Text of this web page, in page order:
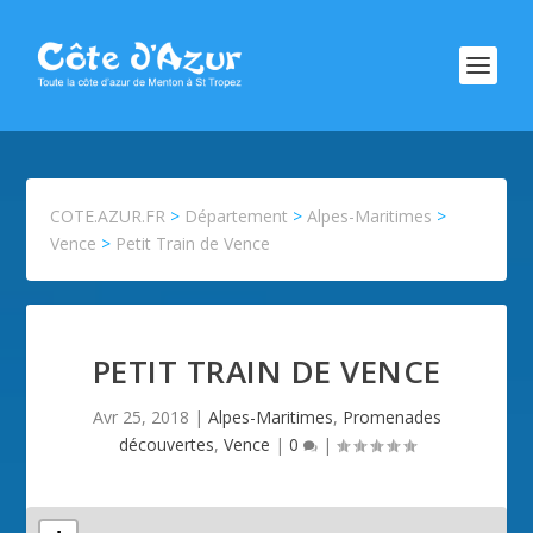
COTE.AZUR.FR > Département >Alpes-Maritimes >
Vence > Petit Train de Vence
PETIT TRAIN DE VENCE
Avr 25, 2018 | Alpes-Maritimes, Promenades
découvertes, Vence | 0 |